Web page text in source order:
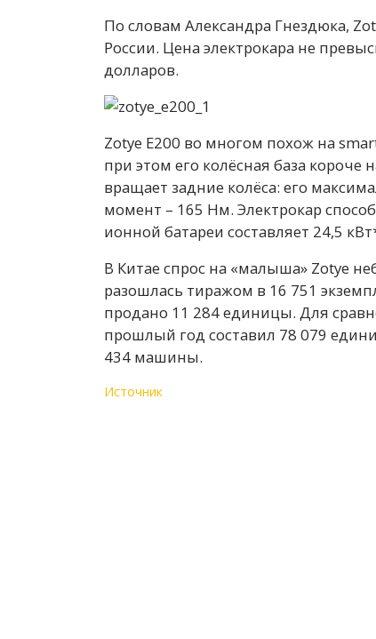
По словам Александра Гнездюка,
России. Цена электрокара не
долларов.
Zotye E200 во многом похож на
при этом его колёсная база
вращает задние колёса: его
момент – 165 Нм. Электрокар
ионной батареи составляет 24,5
В Китае спрос на «малыша» Zotye
разошлась тиражом в 16 751
продано 11 284 единицы. Для
прошлый год составил 78 079
434 машины.
Источник